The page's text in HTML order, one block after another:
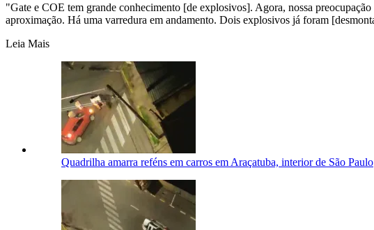
"Gate e COE tem grande conhecimento [de explosivos]. Agora, nossa
aproximação. Há uma varredura em andamento. Dois explosivos já foram
Leia Mais
Quadrilha amarra reféns em carros em Araçatuba, interior de São Paulo